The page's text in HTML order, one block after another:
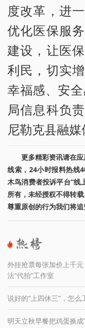
度改革，进
优化医保服
建设，让医
利民，切实
幸福感、安
局信息科负
尼勒克县融媒
更多精彩资讯请在
线索，24小时报料热线
木鸟消费者投诉平台”线
所有，未经授权不得转
尊重原创的行为我们将追
外挂抢票每张加价上千
法“代拍”工作室
说好的“上四休三”，怎么
明天立秋早餐把鸡蛋换成